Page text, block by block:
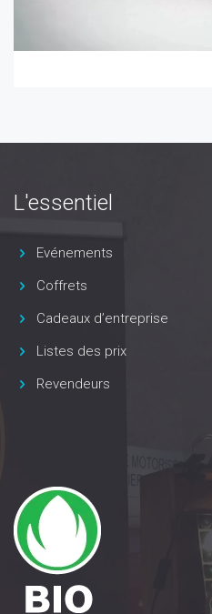
L'essentiel
Evénements
Coffrets
Cadeaux d’entreprise
Listes des prix
Revendeurs